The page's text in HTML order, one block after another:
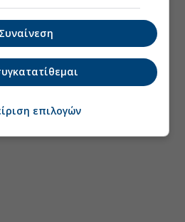
Συναίνεση
επιλογών